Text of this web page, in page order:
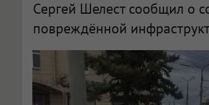
Сергей Шелест сообщил о
повреждённой